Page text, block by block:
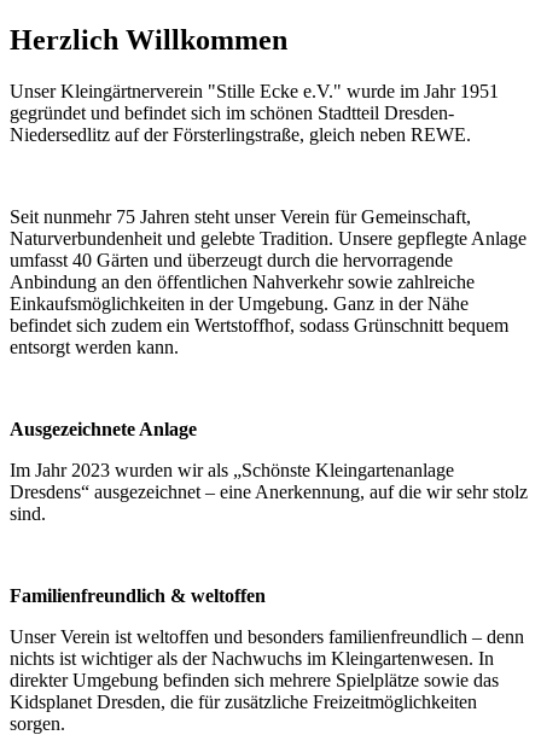
Herzlich Willkommen
Unser Kleingärtnerverein "Stille Ecke e.V." wurde im Jahr 1951
gegründet und befindet sich im schönen Stadtteil Dresden-
Niedersedlitz auf der Försterlingstraße, gleich neben REWE.
Seit nunmehr 75 Jahren steht unser Verein für Gemeinschaft,
Naturverbundenheit und gelebte Tradition. Unsere gepflegte Anlage
umfasst 40 Gärten und überzeugt durch die hervorragende
Anbindung an den öffentlichen Nahverkehr sowie zahlreiche
Einkaufsmöglichkeiten in der Umgebung. Ganz in der Nähe
befindet sich zudem ein Wertstoffhof, sodass Grünschnitt bequem
entsorgt werden kann.
Ausgezeichnete Anlage
Im Jahr 2023 wurden wir als „Schönste Kleingartenanlage
Dresdens“ ausgezeichnet – eine Anerkennung, auf die wir sehr stolz
sind.
Familienfreundlich & weltoffen
Unser Verein ist weltoffen und besonders familienfreundlich – denn
nichts ist wichtiger als der Nachwuchs im Kleingartenwesen. In
direkter Umgebung befinden sich mehrere Spielplätze sowie das
Kidsplanet Dresden, die für zusätzliche Freizeitmöglichkeiten
sorgen.